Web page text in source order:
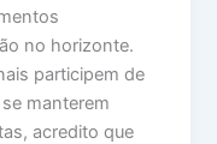
no horizonte.
participem de
manterem
acredito que